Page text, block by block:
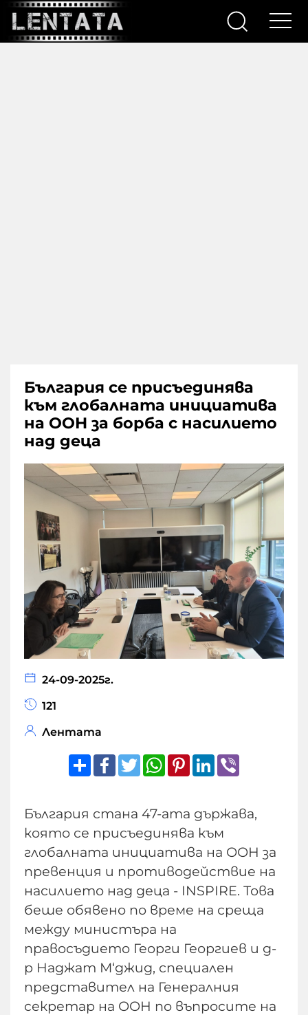
България се присъединява
към глобалната инициатива
на ООН за борба с насилието
над деца
24-09-2025г.
121
Лентата
ShareFacebook
TwitterWhatsApp
Pinterest
LinkedIn
България стана 47-ата държава,
която се присъединява към
глобалната инициатива на ООН за
превенция и противодействие на
насилието над деца - INSPIRE. Това
беше обявено по време на среща
между министъра на
правосъдието Георги Георгиев и д-
р Наджат М‘джид, специален
представител на Генералния
секретар на ООН по въпросите на